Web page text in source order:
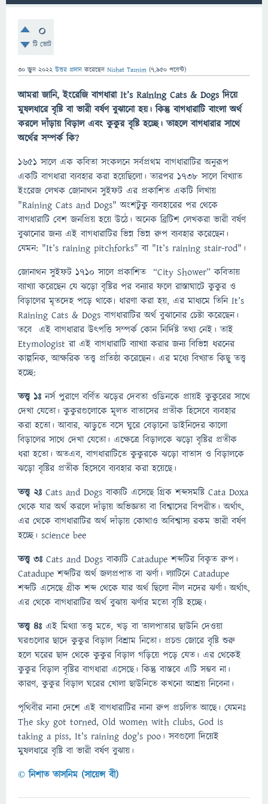
0
টি ভোট
30 জুন 2022 উত্তর প্রদান করেছেন Nishat Tasnim (7,950 পয়েন্ট)
আমরা জানি, ইংরেজি বাগধারা It’s Raining Cats & Dogs দিয়ে
মুষলধারে বৃষ্টি বা ভারী বর্ষণ বুঝানো হয়। কিন্তু বাগধারাটি বাংলা অর্থ
করলে দাঁড়ায় বিড়াল এবং কুকুর বৃষ্টি হচ্ছে। তাহলে বাগধারার সাথে
অর্থের সম্পর্ক কি?
১৬৫১ সালে এক কবিতা সংকলনে সর্বপ্রথম বাগধারাটির অনুরূপ
একটি বাগধারা ব্যবহার করা হয়েছিলো। তারপর ১৭৩৮ সালে বিখ্যাত
ইংরেজ লেখক জোনাথন সুইফট এর প্রকাশিত একটি লিখায়
"Raining Cats and Dogs" অংশটুকু ব্যবহারের পর থেকে
বাগধারাটি বেশ জনপ্রিয় হয়ে উঠে। অনেক ব্রিটিশ লেখকরা ভারী বর্ষণ
বুঝানোর জন্য এই বাগধারাটির ভিন্ন ভিন্ন রুপ ব্যবহার করেছেন।
যেমন: "It’s raining pitchforks" বা "It’s raining stair-rod"।
জোনাথন সুইফট ১৭১০ সালে প্রকাশিত “City Shower” কবিতায়
ব্যাখ্যা করেছেন যে ঝড়ো বৃষ্টির পর বন্যার ফলে রাস্তাঘাটে কুকুর ও
বিড়ালের মৃতদেহ পড়ে থাকে৷ ধারণা করা হয়, এর মাধ্যমে তিনি It’s
Raining Cats & Dogs বাগধারাটির অর্থ বুঝানোর চেষ্টা করেছেন।
তবে এই বাগধারার উৎপত্তি সম্পর্ক কোন নির্দিষ্ট তথ্য নেই। তাই
Etymologist রা এই বাগধারাটি ব্যাখ্যা করার জন্য বিভিন্ন ধরনের
কাল্পনিক, আক্ষরিক তত্ত্ব প্রতিষ্ঠা করেছেন। এর মধ্যে বিখ্যাত কিছু তত্ত্ব
হচ্ছে:
তত্ত্ব ১ঃ নর্স পুরাণে বর্ণিত ঝড়ের দেবতা ওডিনকে প্রায়ই কুকুরের সাথে
দেখা যেতো। কুকুরগুলোকে মূলত বাতাসের প্রতীক হিসেবে ব্যবহার
করা হতো। আবার, ঝাড়ুতে বসে ঘুরে বেড়ানো ডাইনিদের কালো
বিড়ালের সাথে দেখা যেতো। এক্ষেত্রে বিড়ালকে ঝড়ো বৃষ্টির প্রতীক
ধরা হতো। অতএব, বাগধারাটিতে কুকুরকে ঝড়ো বাতাস ও বিড়ালকে
ঝড়ো বৃষ্টির প্রতীক হিসেবে ব্যবহার করা হয়েছে।
তত্ত্ব ২ঃ Cats and Dogs বাক্যটি এসেছে গ্রিক শব্দসমষ্টি Cata Doxa
থেকে যার অর্থ করলে দাঁড়ায় অভিজ্ঞতা বা বিশ্বাসের বিপরীত। অর্থাৎ,
এর থেকে বাগধারাটির অর্থ দাঁড়ায় কোথাও অবিশ্বাস্য রকম ভারী বর্ষণ
হচ্ছে। science bee
তত্ত্ব ৩ঃ Cats and Dogs বাক্যটি Catadupe শব্দটির বিকৃত রুপ।
Catadupe শব্দটির অর্থ জলপ্রপাত বা ঝর্ণা। ল্যাটিনে Catadupe
শব্দটি এসেছে গ্রীক শব্দ থেকে যার অর্থ ছিলো নীল নদের ঝর্ণা। অর্থাৎ,
এর থেকে বাগধারাটির অর্থ বুঝায় ঝর্ণার মতো বৃষ্টি হচ্ছে।
তত্ত্ব ৪ঃ এই মিথ্যা তত্ত্ব মতে, খড় বা তালপাতার ছাউনি দেওয়া
ঘরগুলোর ছাদে কুকুর বিড়াল বিশ্রাম নিতো। প্রচন্ড জোরে বৃষ্টি শুরু
হলে ঘরের ছাদ থেকে কুকুর বিড়াল গড়িয়ে পড়ে যেত। এর থেকেই
কুকুর বিড়াল বৃষ্টির বাগধারা এসেছে। কিন্তু বাস্তবে এটি সম্ভব না।
কারণ, কুকুর বিড়াল ঘরের খোলা ছাউনিতে কখনো আশ্রয় নিবেনা।
পৃথিবীর নানা দেশে এই বাগধারাটির নানা রুপ প্রচলিত আছে। যেমনঃ
The sky got torned, Old women with clubs, God is
taking a piss, It's raining dog's poo। সবগুলো দিয়েই
মুষলধারে বৃষ্টি বা ভারী বর্ষণ বুঝায়।
© নিশাত তাসনিম (সায়েন্স বী)